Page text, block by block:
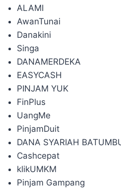
ALAMI
AwanTunai
Danakini
Singa
DANAMERDEKA
EASYCASH
PINJAM YUK
FinPlus
UangMe
PinjamDuit
DANA SYARIAH
Cashcepat
klikUMKM
Pinjam Gampang